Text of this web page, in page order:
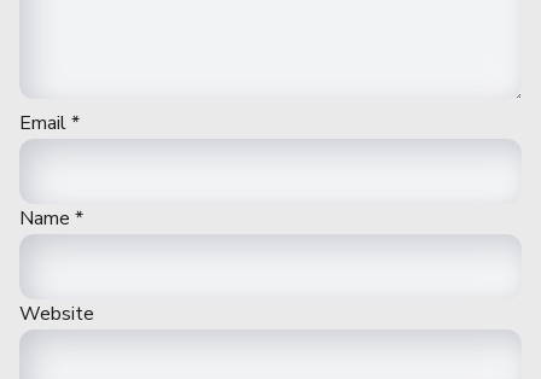
Email*
Name *
Website